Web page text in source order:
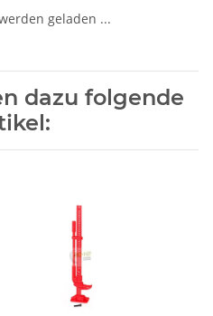
geladen ...
dazu folgende